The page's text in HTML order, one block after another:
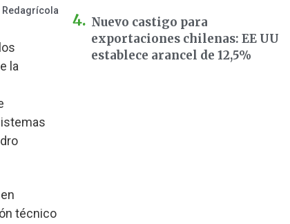
Redagrícola
la
técnico
Nuevo castigo para
exportaciones chilenas: EE UU
establece arancel de 12,5%